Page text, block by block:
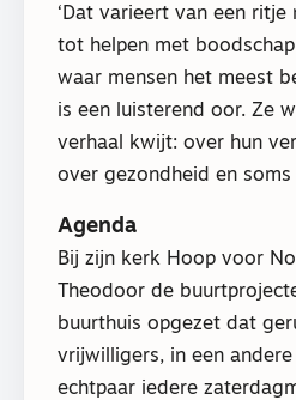
‘Dat varieert van een ritje
tot helpen met
waar mensen het meest
is een luisterend oor. Ze
verhaal kwijt: over hun
over gezondheid en soms
Agenda
Bij zijn kerk Hoop voor
Theodoor de
buurthuis opgezet dat
vrijwilligers, in een
echtpaar iedere